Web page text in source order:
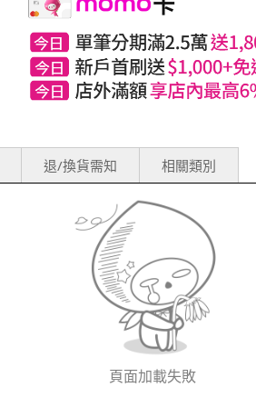
退/換貨需知 相關類別
頁面加載失敗